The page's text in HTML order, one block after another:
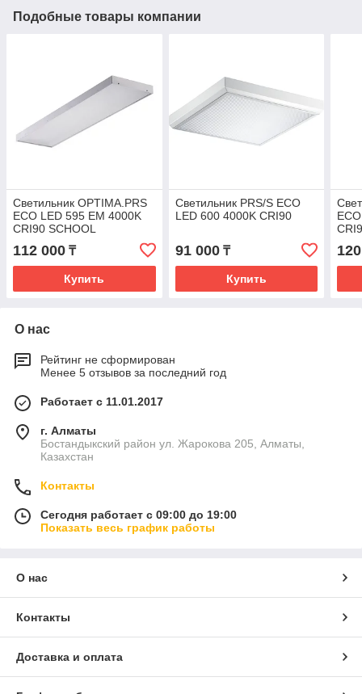
Подобные товары компании
Светильник OPTIMA.PRS
ECO LED 595 EM 4000K
CRI90 SCHOOL
112 000 ₸
Купить
Светильник PRS/S ECO
LED 600 4000K CRI90
91 000₸
Купить
О нас
Рейтинг не сформирован
Менее 5 отзывов за последний год
Работает с 11.01.2017
г. Алматы
Бостандыкский район ул. Жарокова 205, Алматы,
Казахстан
Контакты
Сегодня работает с 09:00 до 19:00
Показать весь график работы
О нас
Контакты
Доставка и оплата